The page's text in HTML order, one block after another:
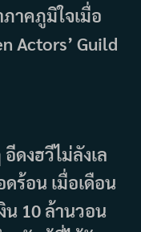
าคภูมิใจเมื่อ
Actors’ Guild
ดงฮวีไม่ลังเล
ร้อน เมื่อเดือน
น 10 ล้านวอน